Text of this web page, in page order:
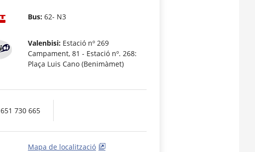
Bus: 62- N3
Valenbisi: Estació nº 269
Campament, 81 - Estació nº. 268:
Plaça Luis Cano (Benimàmet)
651 730 665
Mapa de localització